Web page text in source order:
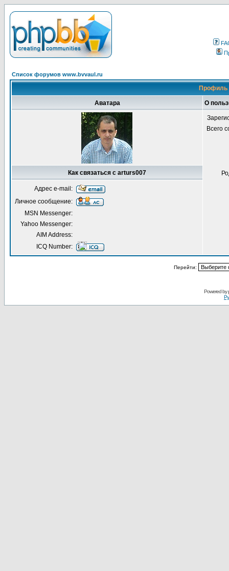
Список форумов www.bvvaul.ru
Профиль
Аватара О
Всего
Как связаться с arturs007
Адрес e-mail:
Личное сообщение:
MSN Messenger:
Yahoo Messenger:
AIM Address:
ICQ Number:
Перейти:
Powered by